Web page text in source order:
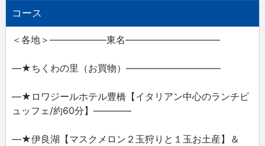
コース
＜各地＞――――――東名――――――――――
―★ちくわの里（お買物）――――――――――
―★ロワジールホテル豊橋【イタリアン中心のランチビ
ュッフェ/約60分】――――
―★伊良湖【マスクメロン２玉狩りと１玉お土産】＆